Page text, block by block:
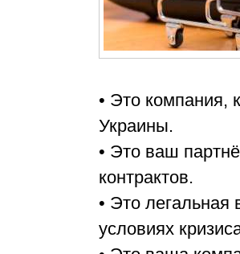
• Это компания,
Украины.
• Это ваш
контрактов.
• Это легальная
условиях